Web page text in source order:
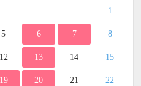
1
5 6 7 8
12 13 14 15
19 20 21 22